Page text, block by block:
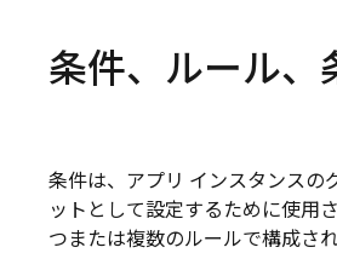
条件、ルール、
条件は、アプリ インスタンスの
ットとして設定するために使用
つまたは複数のルールで構成さ